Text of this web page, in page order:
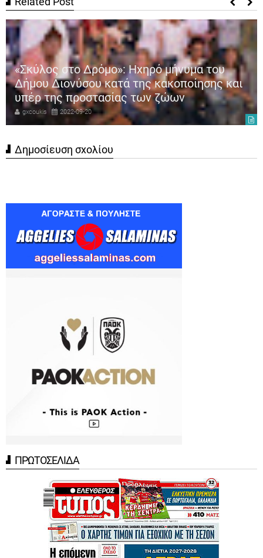
«Σκύλος στο Δρόμο»: Ηχηρό μήνυμα του
Δήμου Διονύσου κατά της κακοποίησης και
υπέρ της προστασίας των ζώων
gxcoukis 2022-09-20
Δημοσίευση σχολίου
ΠΡΩΤΟΣΕΛΙΔΑ